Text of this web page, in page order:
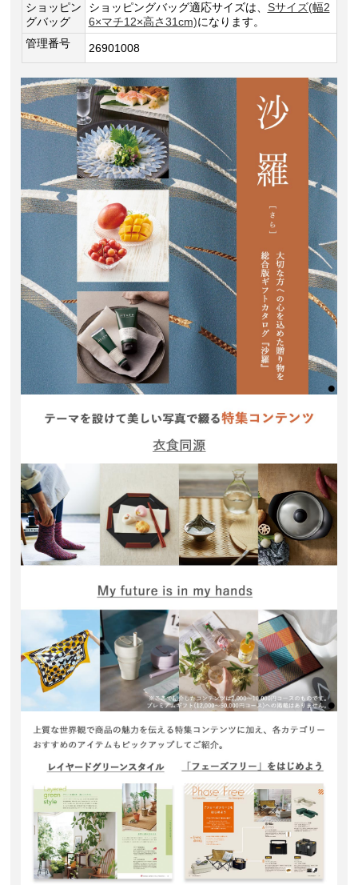
ショッピン
グバッグ
ショッピングバッグ適応サイズは、 Sサイズ(幅2
6×マチ12×高さ31cm)になります。
管理番号
26901008